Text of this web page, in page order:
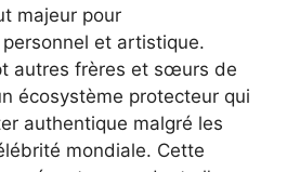
majeur pour
personnel et artistique.
autres frères et sœurs de
écosystème protecteur qui
authentique malgré les
mondiale. Cette